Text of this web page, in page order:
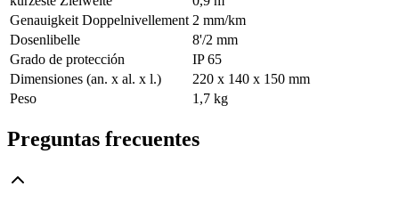
Genauigkeit Doppelnivellement 2 mm/km
Dosenlibelle
8'/2 mm
Grado de protección
IP 65
Dimensiones (an. x al. x l.)
220 x 140 x 150 mm
Peso
1,7 kg
Preguntas frecuentes